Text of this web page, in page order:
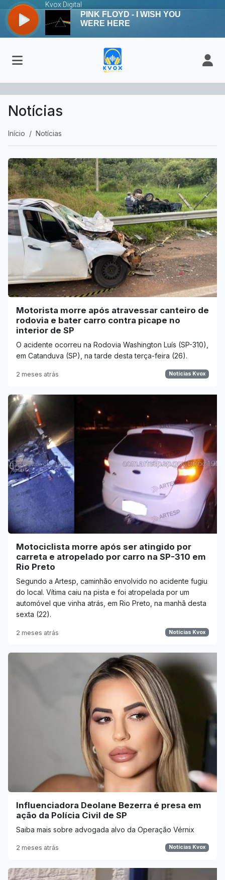
Notícias
Início Notícias
Motorista morre após atravessar canteiro de
rodovia e bater carro contra picape no
interior de SP
O acidente ocorreu na Rodovia Washington Luís (SP-310),
em Catanduva (SP), na tarde desta terça-feira (26).
2 meses atrás Notícias Kvox
Motociclista morre após ser atingido por
carreta e atropelado por carro na SP-310 em
Rio Preto
Segundo a Artesp, caminhão envolvido no acidente fugiu
do local. Vítima caiu na pista e foi atropelada por um
automóvel que vinha atrás, em Rio Preto, na manhã desta
sexta (22).
2 meses atrás Notícias Kvox
Influenciadora Deolane Bezerra é presa em
ação da Polícia Civil de SP
Saiba mais sobre advogada alvo da Operação Vérnix
2 meses atrás Notícias Kvox